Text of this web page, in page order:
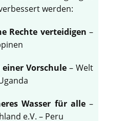
werden:
Rechte verteidigen –
Vorschule – Welt
Wasser für alle–
e.V. – Peru